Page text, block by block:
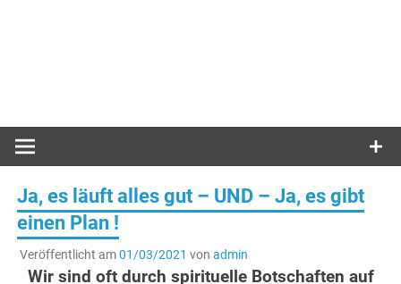
Ja, es läuft alles gut – UND – Ja, es gibt
einen Plan !
Veröffentlicht am01/03/2021 von admin
Wir sind oft durch spirituelle Botschaften auf